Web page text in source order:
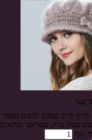
סרוג קסקט לנשים מצמר
פפיון עדין, סטראצ' ומתאים
ונוח